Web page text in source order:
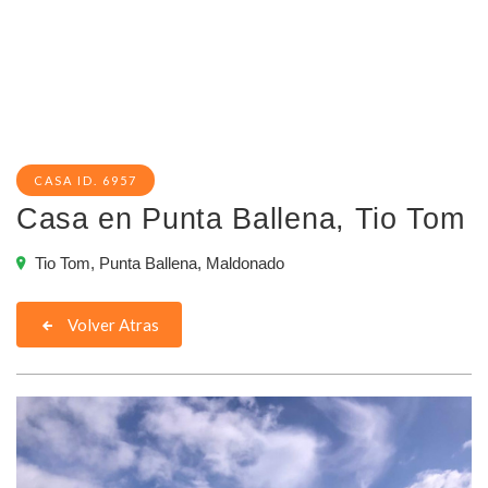
CASA ID. 6957
Casa en Punta Ballena, Tio Tom
Tio Tom, Punta Ballena, Maldonado
Volver Atras